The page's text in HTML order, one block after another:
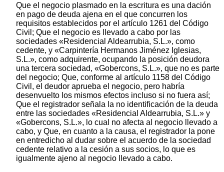
Que el negocio plasmado en la escritura es una dación
en pago de deuda ajena en el que concurren los
requisitos establecidos por el artículo 1261 del Código
Civil; Que el negocio es llevado a cabo por las
sociedades «Residencial Aldearrubia, S.L.», como
cedente, y «Carpintería Hermanos Jiménez Iglesias,
S.L.», como adquirente, ocupando la posición deudora
una tercera sociedad, «Gobercons, S.L.», que no es parte
del negocio; Que, conforme al artículo 1158 del Código
Civil, el deudor aprueba el negocio, pero habría
desenvuelto los mismos efectos incluso si no fuera así;
Que el registrador señala la no identificación de la deuda
entre las sociedades «Residencial Aldearrubia, S.L.» y
«Gobercons, S.L.», lo cual no afecta al negocio llevado a
cabo, y Que, en cuanto a la causa, el registrador la pone
en entredicho al dudar sobre el acuerdo de la sociedad
cedente relativo a la cesión a sus socios, lo que es
igualmente ajeno al negocio llevado a cabo.